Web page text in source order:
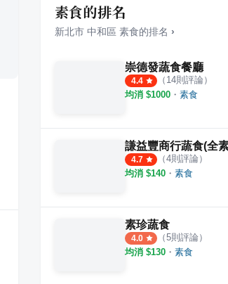
素食的排名
新北市 中和區 素食的排名 ›
崇德發蔬食餐廳
4.4 （ 14則評論）
均消 $1000 ・ 素食
4.7 （4則評論）
均消 $140 ・ 素食
素珍蔬食
4.0 （5則評論）
均消 $130 ・ 素食